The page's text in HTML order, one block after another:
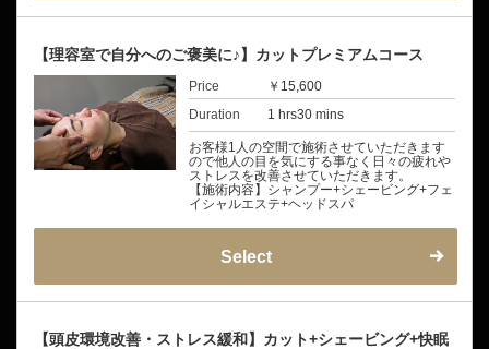
【理容室で自分へのご褒美に♪】カットプレミアムコース
Price
￥15,600
Duration
1 hrs30 mins
お客様1人の空間で施術させていただきます
ので他人の目を気にする事なく日々の疲れや
ストレスを改善させていただきます。
【施術内容】シャンプー+シェービング+フェ
イシャルエステ+ヘッドスパ
Select
【頭皮環境改善・ストレス緩和】カット+シェービング+快眠